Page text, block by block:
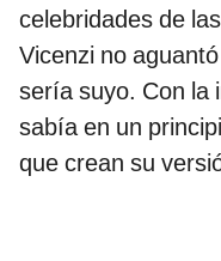
celebridades de
Vicenzi no
sería suyo. Con la
sabía en un
que crean su